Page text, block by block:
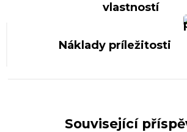
vlastností
Náklady príležitosti
Související